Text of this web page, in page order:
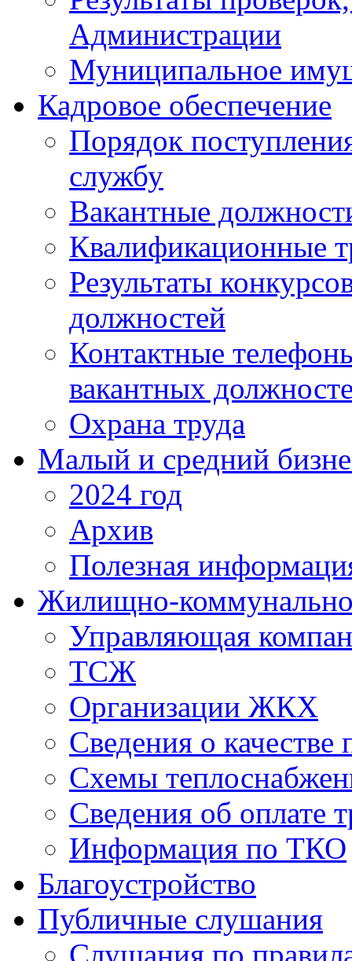
Администрации
Муниципальное
Кадровое обеспечение
Порядок
службу
Вакантные
Квалификационные
Результаты
должностей
Контактные
вакантных
Охрана труда
Малый и средний
2024 год
Архив
Полезная
Жилищно-
Управляющая
ТСЖ
Организации ЖКХ
Сведения о качестве
Схемы
Сведения об оплате
Информация по ТКО
Благоустройство
Публичные слушания